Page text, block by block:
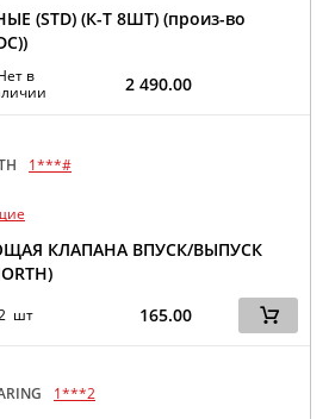
(STD) (К-Т 8ШТ) (произ-во
в
2 490.00
1***#
КЛАПАНА ВПУСК/ВЫПУСК
шт 165.00
1***2